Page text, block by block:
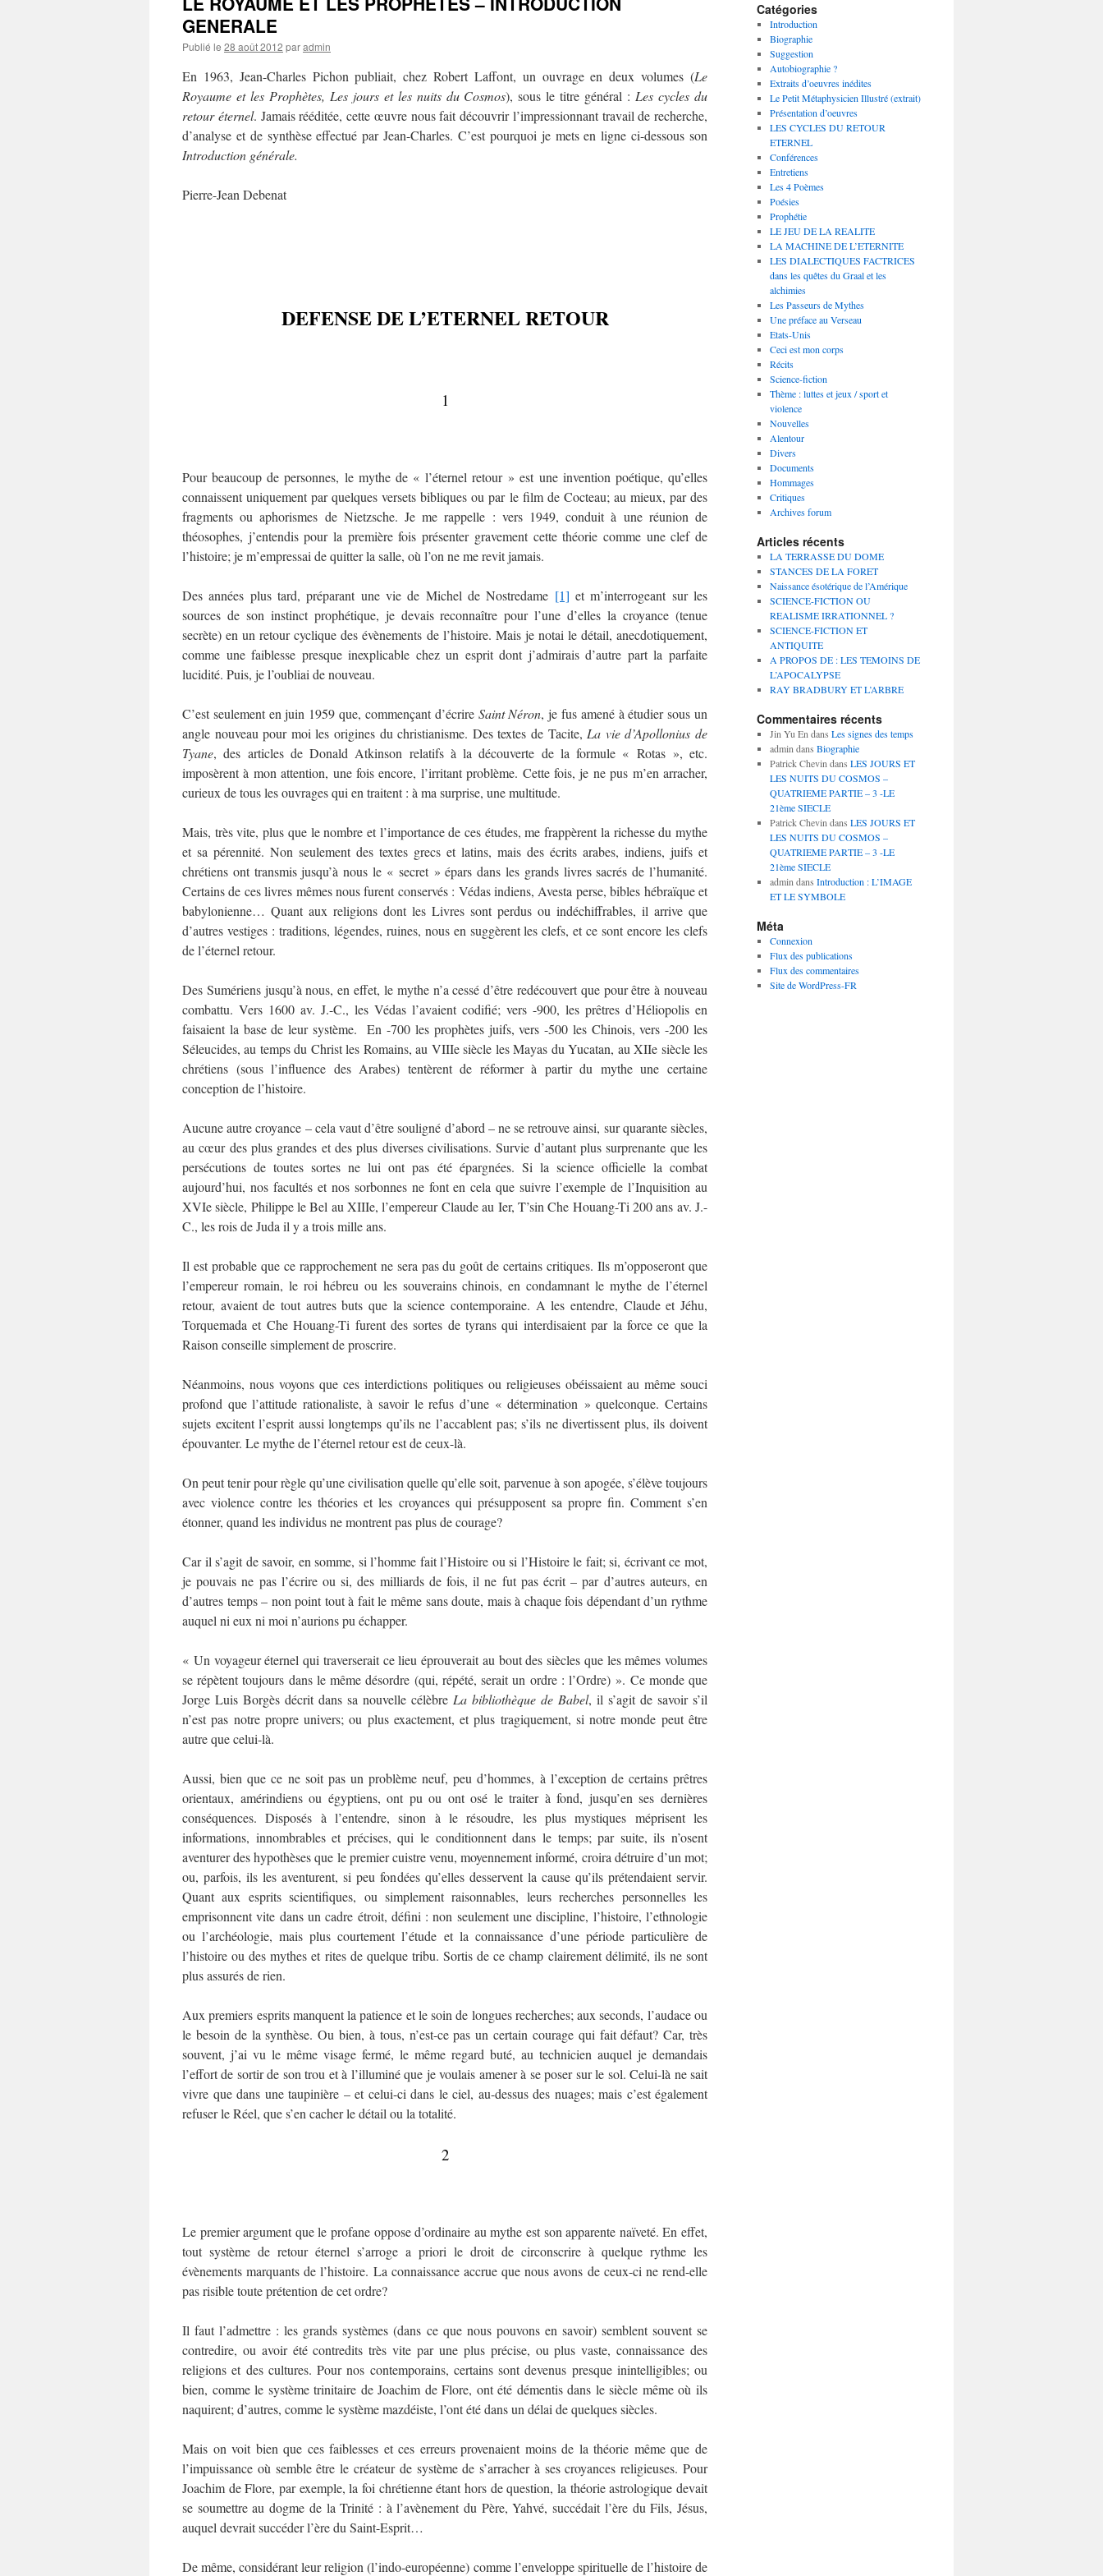
GENERALE
Publié le 28 août 2012 paradmin
En 1963, Jean-Charles Pichon publiait, chez Robert Laffont, un ouvrage en deux volumes (Le
Royaume et les Prophètes, Les jours et les nuits du Cosmos), sous le titre général : Les cycles du
retour éternel. Jamais rééditée, cette œuvre nous fait découvrir l’impressionnant travail de recherche,
d’analyse et de synthèse effectué par Jean-Charles. C’est pourquoi je mets en ligne ci-dessous son
Introduction générale.
Pierre-Jean Debenat
DEFENSE DE L’ETERNEL RETOUR
1
Pour beaucoup de personnes, le mythe de « l’éternel retour » est une invention poétique, qu’elles
connaissent uniquement par quelques versets bibliques ou par le film de Cocteau; au mieux, par des
fragments ou aphorismes de Nietzsche. Je me rappelle : vers 1949, conduit à une réunion de
théosophes, j’entendis pour la première fois présenter gravement cette théorie comme une clef de
l’histoire; je m’empressai de quitter la salle, où l’on ne me revit jamais.
Des années plus tard, préparant une vie de Michel de Nostredame [1] et m’interrogeant sur les
sources de son instinct prophétique, je devais reconnaître pour l’une d’elles la croyance (tenue
secrète) en un retour cyclique des évènements de l’histoire. Mais je notai le détail, anecdotiquement,
comme une faiblesse presque inexplicable chez un esprit dont j’admirais d’autre part la parfaite
lucidité. Puis, je l’oubliai de nouveau.
C’est seulement en juin 1959 que, commençant d’écrire Saint Néron, je fus amené à étudier sous un
angle nouveau pour moi les origines du christianisme. Des textes de Tacite, La vie d’Apollonius de
Tyane, des articles de Donald Atkinson relatifs à la découverte de la formule « Rotas », etc.
imposèrent à mon attention, une fois encore, l’irritant problème. Cette fois, je ne pus m’en arracher,
curieux de tous les ouvrages qui en traitent : à ma surprise, une multitude.
Mais, très vite, plus que le nombre et l’importance de ces études, me frappèrent la richesse du mythe
et sa pérennité. Non seulement des textes grecs et latins, mais des écrits arabes, indiens, juifs et
chrétiens ont transmis jusqu’à nous le « secret » épars dans les grands livres sacrés de l’humanité.
Certains de ces livres mêmes nous furent conservés : Védas indiens, Avesta perse, bibles hébraïque et
babylonienne… Quant aux religions dont les Livres sont perdus ou indéchiffrables, il arrive que
d’autres vestiges : traditions, légendes, ruines, nous en suggèrent les clefs, et ce sont encore les clefs
de l’éternel retour.
Des Sumériens jusqu’à nous, en effet, le mythe n’a cessé d’être redécouvert que pour être à nouveau
combattu. Vers 1600 av. J.-C., les Védas l’avaient codifié; vers -900, les prêtres d’Héliopolis en
faisaient la base de leur système. En -700 les prophètes juifs, vers -500 les Chinois, vers -200 les
Séleucides, au temps du Christ les Romains, au VIIIe siècle les Mayas du Yucatan, au XIIe siècle les
chrétiens (sous l’influence des Arabes) tentèrent de réformer à partir du mythe une certaine
conception de l’histoire.
Aucune autre croyance – cela vaut d’être souligné d’abord – ne se retrouve ainsi, sur quarante siècles,
au cœur des plus grandes et des plus diverses civilisations. Survie d’autant plus surprenante que les
persécutions de toutes sortes ne lui ont pas été épargnées. Si la science officielle la combat
aujourd’hui, nos facultés et nos sorbonnes ne font en cela que suivre l’exemple de l’Inquisition au
XVIe siècle, Philippe le Bel au XIIIe, l’empereur Claude au Ier, T’sin Che Houang-Ti 200 ans av. J.-
C., les rois de Juda il y a trois mille ans.
Il est probable que ce rapprochement ne sera pas du goût de certains critiques. Ils m’opposeront que
l’empereur romain, le roi hébreu ou les souverains chinois, en condamnant le mythe de l’éternel
retour, avaient de tout autres buts que la science contemporaine. A les entendre, Claude et Jéhu,
Torquemada et Che Houang-Ti furent des sortes de tyrans qui interdisaient par la force ce que la
Raison conseille simplement de proscrire.
Néanmoins, nous voyons que ces interdictions politiques ou religieuses obéissaient au même souci
profond que l’attitude rationaliste, à savoir le refus d’une « détermination » quelconque. Certains
sujets excitent l’esprit aussi longtemps qu’ils ne l’accablent pas; s’ils ne divertissent plus, ils doivent
épouvanter. Le mythe de l’éternel retour est de ceux-là.
On peut tenir pour règle qu’une civilisation quelle qu’elle soit, parvenue à son apogée, s’élève toujours
avec violence contre les théories et les croyances qui présupposent sa propre fin. Comment s’en
étonner, quand les individus ne montrent pas plus de courage?
Car il s’agit de savoir, en somme, si l’homme fait l’Histoire ou si l’Histoire le fait; si, écrivant ce mot,
je pouvais ne pas l’écrire ou si, des milliards de fois, il ne fut pas écrit – par d’autres auteurs, en
d’autres temps – non point tout à fait le même sans doute, mais à chaque fois dépendant d’un rythme
auquel ni eux ni moi n’aurions pu échapper.
« Un voyageur éternel qui traverserait ce lieu éprouverait au bout des siècles que les mêmes volumes
se répètent toujours dans le même désordre (qui, répété, serait un ordre : l’Ordre) ». Ce monde que
Jorge Luis Borgès décrit dans sa nouvelle célèbre La bibliothèque de Babel, il s’agit de savoir s’il
n’est pas notre propre univers; ou plus exactement, et plus tragiquement, si notre monde peut être
autre que celui-là.
Aussi, bien que ce ne soit pas un problème neuf, peu d’hommes, à l’exception de certains prêtres
orientaux, amérindiens ou égyptiens, ont pu ou ont osé le traiter à fond, jusqu’en ses dernières
conséquences. Disposés à l’entendre, sinon à le résoudre, les plus mystiques méprisent les
informations, innombrables et précises, qui le conditionnent dans le temps; par suite, ils n’osent
aventurer des hypothèses que le premier cuistre venu, moyennement informé, croira détruire d’un mot;
ou, parfois, ils les aventurent, si peu fondées qu’elles desservent la cause qu’ils prétendaient servir.
Quant aux esprits scientifiques, ou simplement raisonnables, leurs recherches personnelles les
emprisonnent vite dans un cadre étroit, défini : non seulement une discipline, l’histoire, l’ethnologie
ou l’archéologie, mais plus courtement l’étude et la connaissance d’une période particulière de
l’histoire ou des mythes et rites de quelque tribu. Sortis de ce champ clairement délimité, ils ne sont
plus assurés de rien.
Aux premiers esprits manquent la patience et le soin de longues recherches; aux seconds, l’audace ou
le besoin de la synthèse. Ou bien, à tous, n’est-ce pas un certain courage qui fait défaut? Car, très
souvent, j’ai vu le même visage fermé, le même regard buté, au technicien auquel je demandais
l’effort de sortir de son trou et à l’illuminé que je voulais amener à se poser sur le sol. Celui-là ne sait
vivre que dans une taupinière – et celui-ci dans le ciel, au-dessus des nuages; mais c’est également
refuser le Réel, que s’en cacher le détail ou la totalité.
2
Le premier argument que le profane oppose d’ordinaire au mythe est son apparente naïveté. En effet,
tout système de retour éternel s’arroge a priori le droit de circonscrire à quelque rythme les
évènements marquants de l’histoire. La connaissance accrue que nous avons de ceux-ci ne rend-elle
pas risible toute prétention de cet ordre?
Il faut l’admettre : les grands systèmes (dans ce que nous pouvons en savoir) semblent souvent se
contredire, ou avoir été contredits très vite par une plus précise, ou plus vaste, connaissance des
religions et des cultures. Pour nos contemporains, certains sont devenus presque inintelligibles; ou
bien, comme le système trinitaire de Joachim de Flore, ont été démentis dans le siècle même où ils
naquirent; d’autres, comme le système mazdéiste, l’ont été dans un délai de quelques siècles.
Mais on voit bien que ces faiblesses et ces erreurs provenaient moins de la théorie même que de
l’impuissance où semble être le créateur de système de s’arracher à ses croyances religieuses. Pour
Joachim de Flore, par exemple, la foi chrétienne étant hors de question, la théorie astrologique devait
se soumettre au dogme de la Trinité : à l’avènement du Père, Yahvé, succédait l’ère du Fils, Jésus,
auquel devrait succéder l’ère du Saint-Esprit…
De même, considérant leur religion (l’indo-européenne) comme l’enveloppe spirituelle de l’histoire de
Catégories
Introduction
Biographie
Suggestion
Autobiographie ?
Extraits d’oeuvres inédites
Le Petit Métaphysicien Illustré (extrait)
Présentation d’oeuvres
LES CYCLES DU RETOUR
ETERNEL
Conférences
Entretiens
Les 4 Poèmes
Poésies
Prophétie
LE JEU DE LA REALITE
LA MACHINE DE L’ETERNITE
LES DIALECTIQUES FACTRICES
dans les quêtes du Graal et les
alchimies
Les Passeurs de Mythes
Une préface au Verseau
Etats-Unis
Ceci est mon corps
Récits
Science-fiction
Thème : luttes et jeux / sport et
violence
Nouvelles
Alentour
Divers
Documents
Hommages
Critiques
Archives forum
Articles récents
LA TERRASSE DU DOME
STANCES DE LA FORET
Naissance ésotérique de l’Amérique
SCIENCE-FICTION OU
REALISME IRRATIONNEL ?
SCIENCE-FICTION ET
ANTIQUITE
A PROPOS DE : LES TEMOINS DE
L’APOCALYPSE
RAY BRADBURY ET L’ARBRE
Commentaires récents
Jin Yu En dans Les signes des temps
admin dans Biographie
Patrick Chevin dans LES JOURS ET
LES NUITS DU COSMOS –
QUATRIEME PARTIE – 3 -LE
21ème SIECLE
Patrick Chevin dans LES JOURS ET
LES NUITS DU COSMOS –
QUATRIEME PARTIE – 3 -LE
21ème SIECLE
admin dans Introduction : L’IMAGE
ET LE SYMBOLE
Méta
Connexion
Flux des publications
Flux des commentaires
Site de WordPress-FR